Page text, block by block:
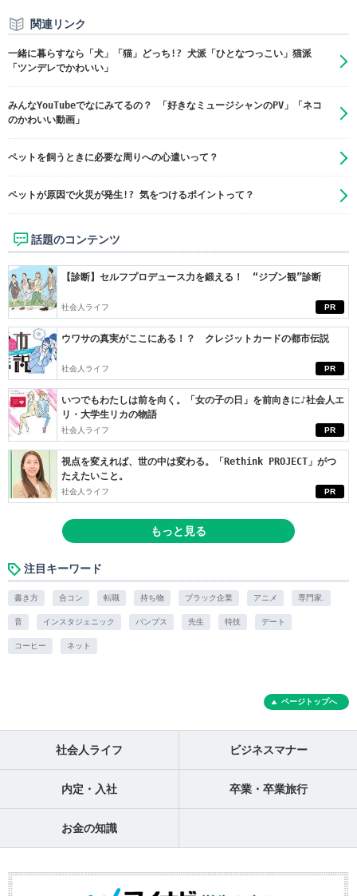
関連リンク
一緒に暮らすなら「犬」「猫」どっち!? 犬派「ひとなつっこい」猫派
「ツンデレでかわいい」
みんなYouTubeでなにみてるの？ 「好きなミュージシャンのPV」「ネコ
のかわいい動画」
ペットを飼うときに必要な周りへの心遣いって？
ペットが原因で火災が発生!? 気をつけるポイントって？
話題のコンテンツ
PR
【診断】セルフプロデュース力を鍛える！ “ジブン観”診断
社会人ライフ
PR
ウワサの真実がここにある！？ クレジットカードの都市伝説
社会人ライフ
PR
いつでもわたしは前を向く。「女の子の日」を前向きに♪社会人エ
リ・大学生リカの物語
社会人ライフ
PR
視点を変えれば、世の中は変わる。「Rethink PROJECT」がつ
たえたいこと。
社会人ライフ
もっと見る
注目キーワード
書き方 合コン 転職 持ち物 ブラック企業 アニメ 専門家.
音 インスタジェニック パンプス 先生 特技 デート
コーヒー ネット
ページトップへ
社会人ライフ ビジネスマナー
内定・入社 卒業・卒業旅行
お金の知識